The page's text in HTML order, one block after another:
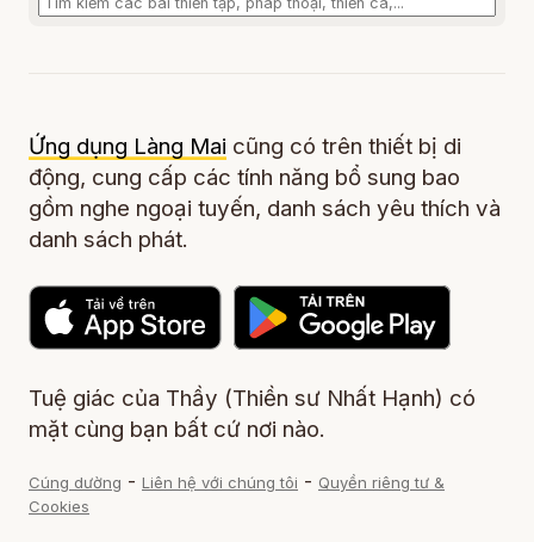
Ứng dụng Làng Mai cũng có trên thiết bị di
động, cung cấp các tính năng bổ sung bao
gồm nghe ngoại tuyến, danh sách yêu thích và
danh sách phát.
Tuệ giác của Thầy (Thiền sư Nhất Hạnh) có
mặt cùng bạn bất cứ nơi nào.
Cúng dường - Liên hệ với chúng tôi - Quyền riêng tư &
Cookies